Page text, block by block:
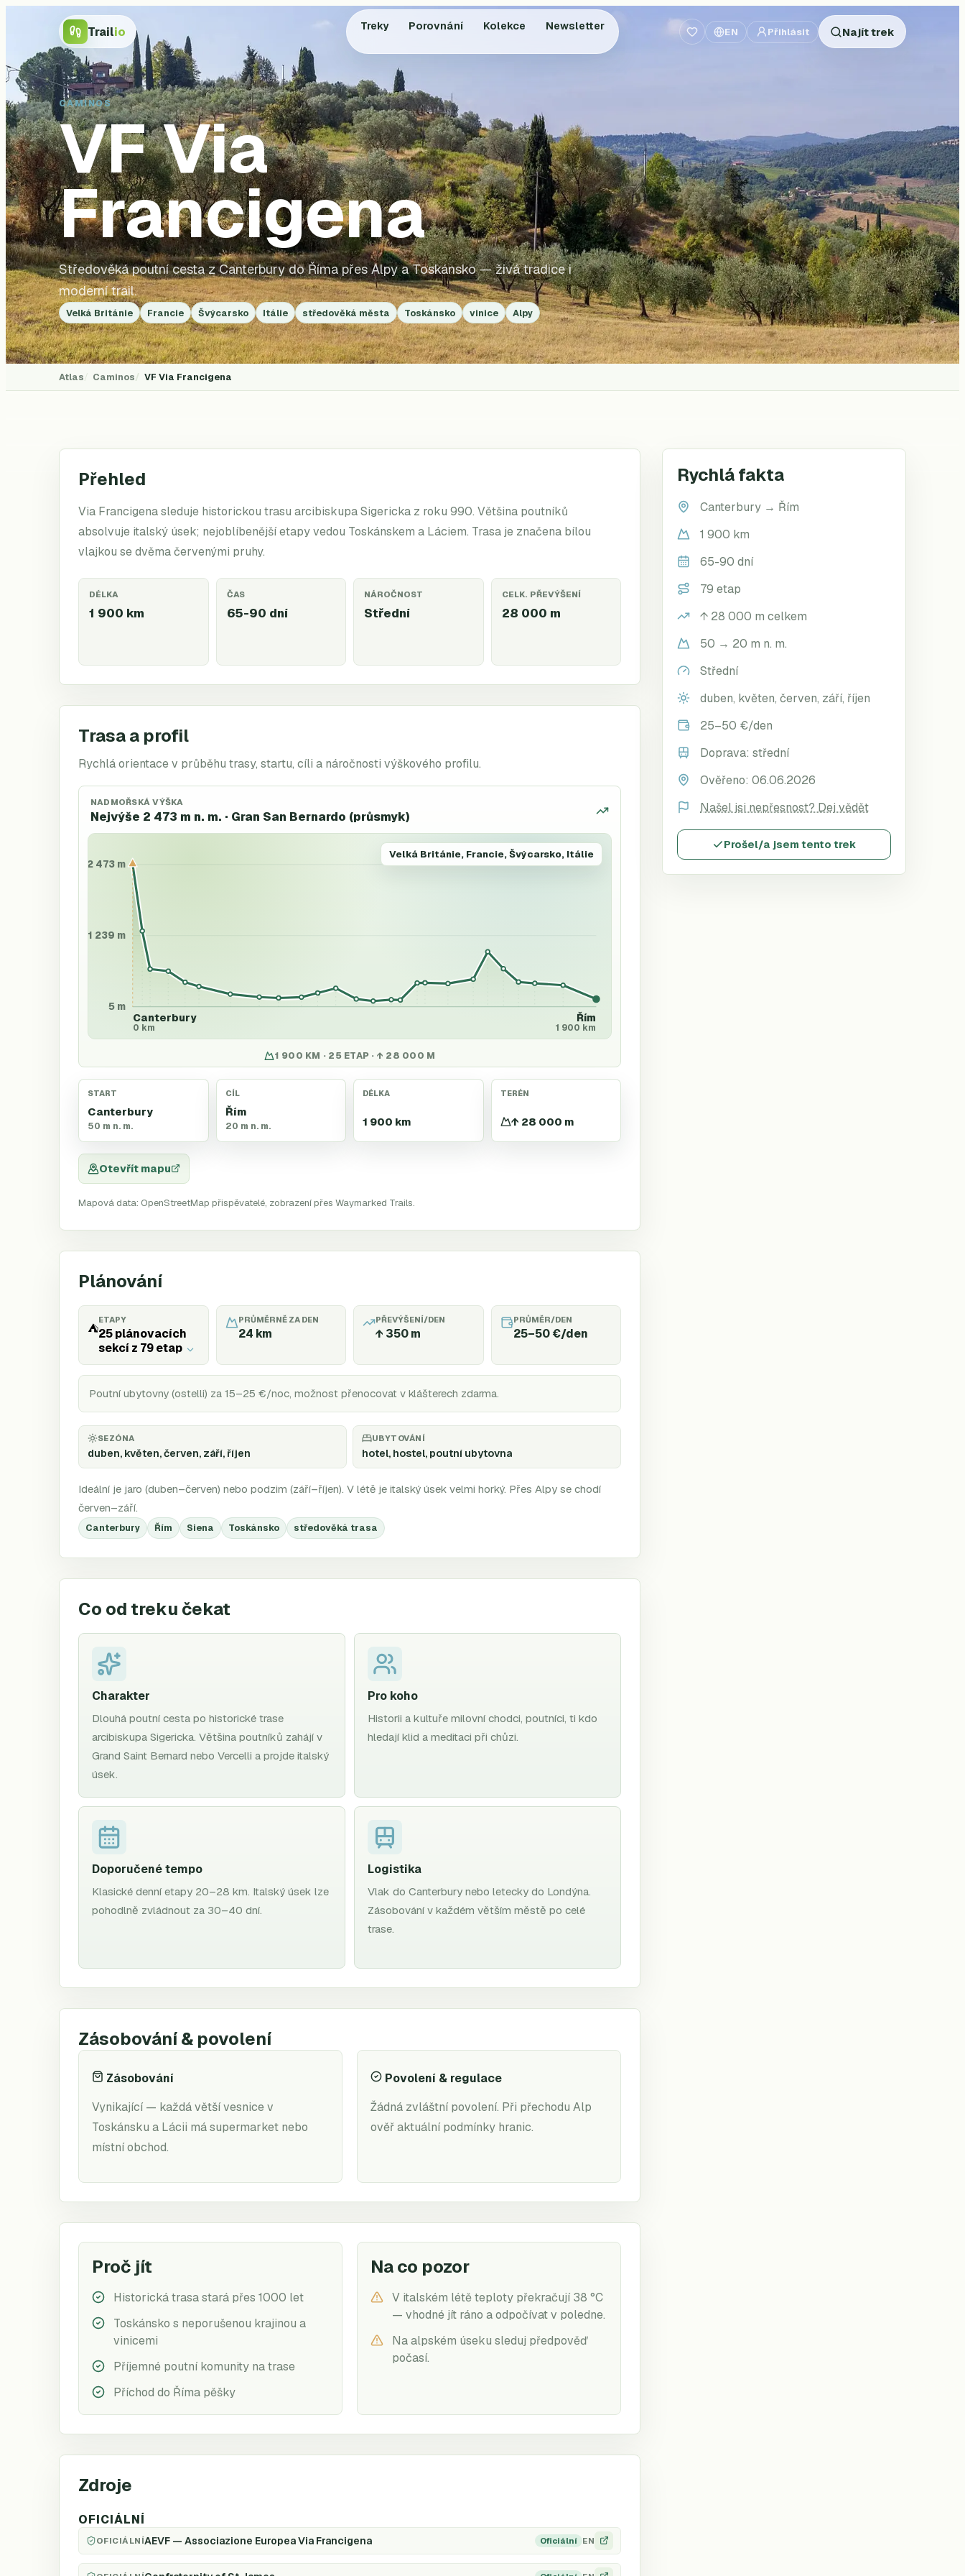
Trailio Treky Porovnání Kolekce Newsletter EN Přihlásit Najít trek
CAMINOS
VFVia
Francigena
Středověká poutní cesta z Canterbury do Říma přes Alpy a Toskánsko — živá tradice i
moderní trail.
Velká Británie Francie Švýcarsko Itálie středověká města Toskánsko vinice Alpy
Atlas Caminos VF Via Francigena
Přehled
Via Francigena sleduje historickou trasu arcibiskupa Sigericka z roku 990. Většina poutníků
absolvuje italský úsek; nejoblíbenější etapy vedou Toskánskem a Láciem. Trasa je značena bílou
vlajkou se dvěma červenými pruhy.
DÉLKA
1 900 km
ČAS
65-90 dní
NÁROČNOST
Střední
CELK. PŘEVÝŠENÍ
28 000 m
Trasa a profil
Rychlá orientace v průběhu trasy, startu, cíli a náročnosti výškového profilu.
NADMOŘSKÁ VÝŠKA
Nejvýše 2 473 m n. m. · Gran San Bernardo (průsmyk)
Velká Británie, Francie, Švýcarsko, Itálie
2 473 m
1 239 m
5 m
Canterbury
0 km
Řím
1 900 km
1 900 KM · 25 ETAP · ↑ 28 000 M
START
Canterbury
50 m n. m.
CÍL
Řím
20 m n. m.
DÉLKA
1 900 km
TERÉN
↑ 28 000 m
Otevřít mapu
Mapová data: OpenStreetMap přispěvatelé, zobrazení přes Waymarked Trails.
Plánování
⛺
ETAPY
25 plánovacích
sekcí z 79 etap
PRŮMĚRNĚ ZA DEN
24 km
PŘEVÝŠENÍ/DEN
↑ 350 m
PRŮMĚR/DEN
25–50 €/den
Poutní ubytovny (ostelli) za 15–25 €/noc, možnost přenocovat v klášterech zdarma.
SEZÓNA
duben, květen, červen, září, říjen
UBYTOVÁNÍ
hotel, hostel, poutní ubytovna
Ideální je jaro (duben–červen) nebo podzim (září–říjen). V létě je italský úsek velmi horký. Přes Alpy se chodí
červen–září.
Canterbury Řím Siena Toskánsko středověká trasa
Co od treku čekat
Charakter
Dlouhá poutní cesta po historické trase
arcibiskupa Sigericka. Většina poutníků zahájí v
Grand Saint Bernard nebo Vercelli a projde italský
úsek.
Pro koho
Historii a kultuře milovní chodci, poutníci, ti kdo
hledají klid a meditaci při chůzi.
Doporučené tempo
Klasické denní etapy 20–28 km. Italský úsek lze
pohodlně zvládnout za 30–40 dní.
Logistika
Vlak do Canterbury nebo letecky do Londýna.
Zásobování v každém větším městě po celé
trase.
Zásobování & povolení
Zásobování
Vynikající — každá větší vesnice v
Toskánsku a Lácii má supermarket nebo
místní obchod.
Povolení & regulace
Žádná zvláštní povolení. Při přechodu Alp
ověř aktuální podmínky hranic.
Proč jít
Historická trasa stará přes 1000 let
Toskánsko s neporušenou krajinou a
vinicemi
Příjemné poutní komunity na trase
Příchod do Říma pěšky
Na co pozor
V italském létě teploty překračují 38 °C
— vhodné jít ráno a odpočívat v poledne.
Na alpském úseku sleduj předpověď
počasí.
Zdroje
OFICIÁLNÍ
OFICIÁLNÍAEVF — Associazione Europea Via Francigena Oficiální EN
Rychlá fakta
Canterbury → Řím
1 900 km
65-90 dní
79 etap
↑ 28 000 m celkem
50 → 20 m n. m.
Střední
duben, květen, červen, září, říjen
25–50 €/den
Doprava: střední
Ověřeno: 06.06.2026
Našel jsi nepřesnost? Dej vědět
Prošel/a jsem tento trek